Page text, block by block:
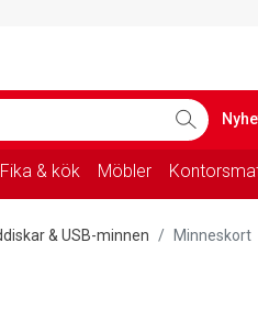
Fika & kök Möbler
& USB-minnen Minneskort